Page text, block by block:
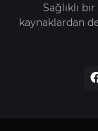
Sağlıklı
kaynaklardan